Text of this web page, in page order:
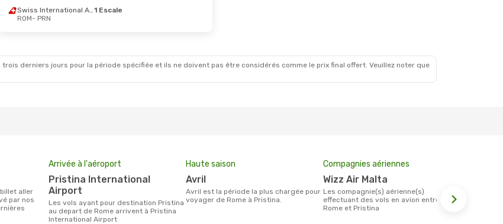
Swiss International Air Lines1 Escale
ROM- PRN
derniers jours pour la période spécifiée et ils ne doivent pas être considérés comme le prix final offert. Veuillez noter que
par nos
Arrivée à l'aéroport
Pristina International
Airport
Les vols ayant pour destination Pristina
au depart de Rome arrivent à Pristina
International Airport
Haute saison
avril
avril est la période la plus chargée pour
voyager de Rome à Pristina.
Compagnies aériennes
Wizz Air Malta
Les compagnie(s) aérienne(s)
effectuant des vols en avion entre
Rome et Pristina